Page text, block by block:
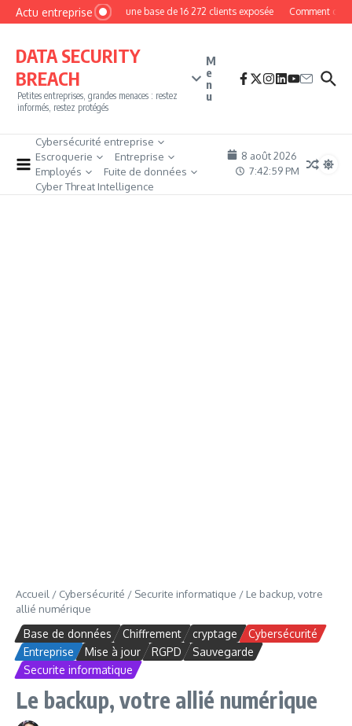
Aller au contenu
Actu entrepriseMyPhoto : une base de 16 272 clients exposée Comment
DATA SECURITY
BREACH
Petites entreprises, grandes menaces : restez
informés, restez protégés
M
e
n
u
Cybersécurité entreprise
Escroquerie
Entreprise
Employés
Fuite de données
Cyber Threat Intelligence
8 août 2026
7:43:00 PM
Accueil / Cybersécurité / Securite informatique / Le backup, votre
allié numérique
Base de données Chiffrement cryptage
Cybersécurité
Entreprise
Mise à jour RGPD
Sauvegarde
Securite informatique
Le backup, votre allié numérique